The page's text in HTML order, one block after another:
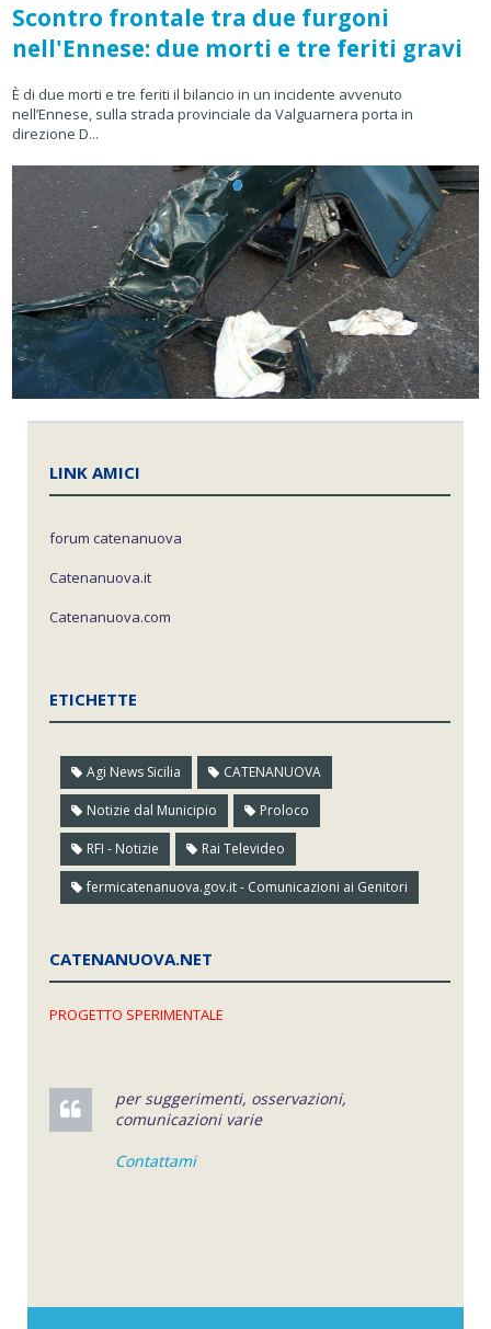
Scontro frontale tra due furgoni
nell'Ennese: due morti e tre feriti gravi
È di due morti e tre feriti il bilancio in un incidente avvenuto
nell’Ennese, sulla strada provinciale da Valguarnera porta in
direzione D...
LINK AMICI
forum catenanuova
Catenanuova.it
Catenanuova.com
ETICHETTE
Agi News Sicilia CATENANUOVA
Notizie dal Municipio Proloco
RFI - Notizie Rai Televideo
fermicatenanuova.gov.it - Comunicazioni ai Genitori
CATENANUOVA.NET
PROGETTO SPERIMENTALE
per suggerimenti, osservazioni,
comunicazioni varie
Contattami